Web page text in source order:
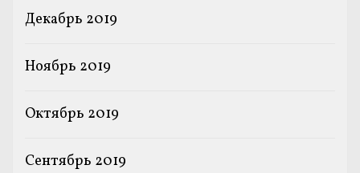
Декабрь 2019
Ноябрь 2019
Октябрь 2019
Сентябрь 2019